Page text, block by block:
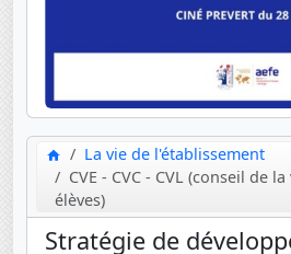
La vie de l'établissement
CVE - CVC - CVL (conseil de
élèves)
Stratégie de